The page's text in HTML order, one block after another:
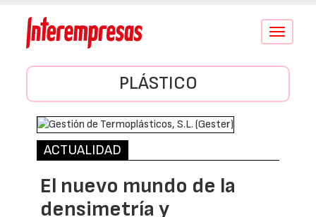
Conmutar
PLÁSTICO
ACTUALIDAD
El nuevo mundo de la
densimetría y